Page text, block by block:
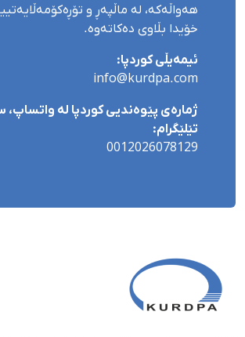
هەواڵەکە، لە ماڵپەڕ و
خۆیدا بڵاوی دەکاتەوە.
ئیمەیڵی کوردپا:
info@kurdpa.com
ژمارەی پێوەندیی کوردپا لە واتساپ،
تێلێگرام:
0012026078129